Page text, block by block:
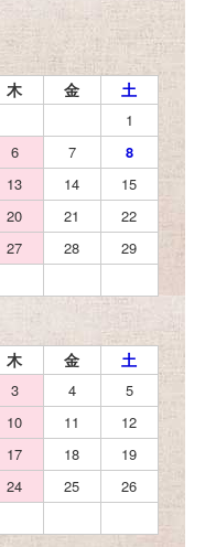
木 金 土
1
6 7
8
13 14
15
20 21
22
27 28
29
木 金 土
3 4
5
10 11
12
17 18
19
24 25
26